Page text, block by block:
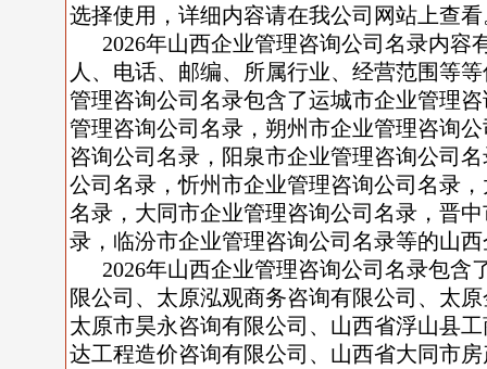
选择使用，详细内容请在我公司网站上查看
2026年山西企业管理咨询公司名录内容
人、电话、邮编、所属行业、经营范围等
管理咨询公司名录包含了运城市企业管理
管理咨询公司名录，朔州市企业管理咨询
咨询公司名录，阳泉市企业管理咨询公司
公司名录，忻州市企业管理咨询公司名录
名录，大同市企业管理咨询公司名录，晋
录，临汾市企业管理咨询公司名录等的山
2026年山西企业管理咨询公司名录包含
限公司、太原泓观商务咨询有限公司、太
太原市昊永咨询有限公司、山西省浮山县
达工程造价咨询有限公司、山西省大同市